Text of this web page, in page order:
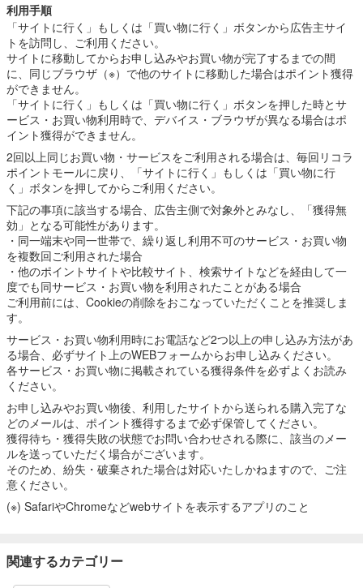
利用手順
「サイトに行く」もしくは「買い物に行く」ボタンから広告主サイ
トを訪問し、ご利用ください。
サイトに移動してからお申し込みやお買い物が完了するまでの間
に、同じブラウザ（※）で他のサイトに移動した場合はポイント獲得
ができません。
「サイトに行く」もしくは「買い物に行く」ボタンを押した時とサ
ービス・お買い物利用時で、デバイス・ブラウザが異なる場合はポ
イント獲得ができません。
2回以上同じお買い物・サービスをご利用される場合は、毎回リコラ
ポイントモールに戻り、「サイトに行く」もしくは「買い物に行
く」ボタンを押してからご利用ください。
下記の事項に該当する場合、広告主側で対象外とみなし、「獲得無
効」となる可能性があります。
・同一端末や同一世帯で、繰り返し利用不可のサービス・お買い物
を複数回ご利用された場合
・他のポイントサイトや比較サイト、検索サイトなどを経由して一
度でも同サービス・お買い物を利用されたことがある場合
ご利用前には、Cookieの削除をおこなっていただくことを推奨しま
す。
サービス・お買い物利用時にお電話など2つ以上の申し込み方法があ
る場合、必ずサイト上のWEBフォームからお申し込みください。
各サービス・お買い物に掲載されている獲得条件を必ずよくお読み
ください。
お申し込みやお買い物後、利用したサイトから送られる購入完了な
どのメールは、ポイント獲得するまで必ず保管してください。
獲得待ち・獲得失敗の状態でお問い合わせされる際に、該当のメー
ルを送っていただく場合がございます。
そのため、紛失・破棄された場合は対応いたしかねますので、ご注
意ください。
(※) SafariやChromeなどwebサイトを表示するアプリのこと
関連するカテゴリー